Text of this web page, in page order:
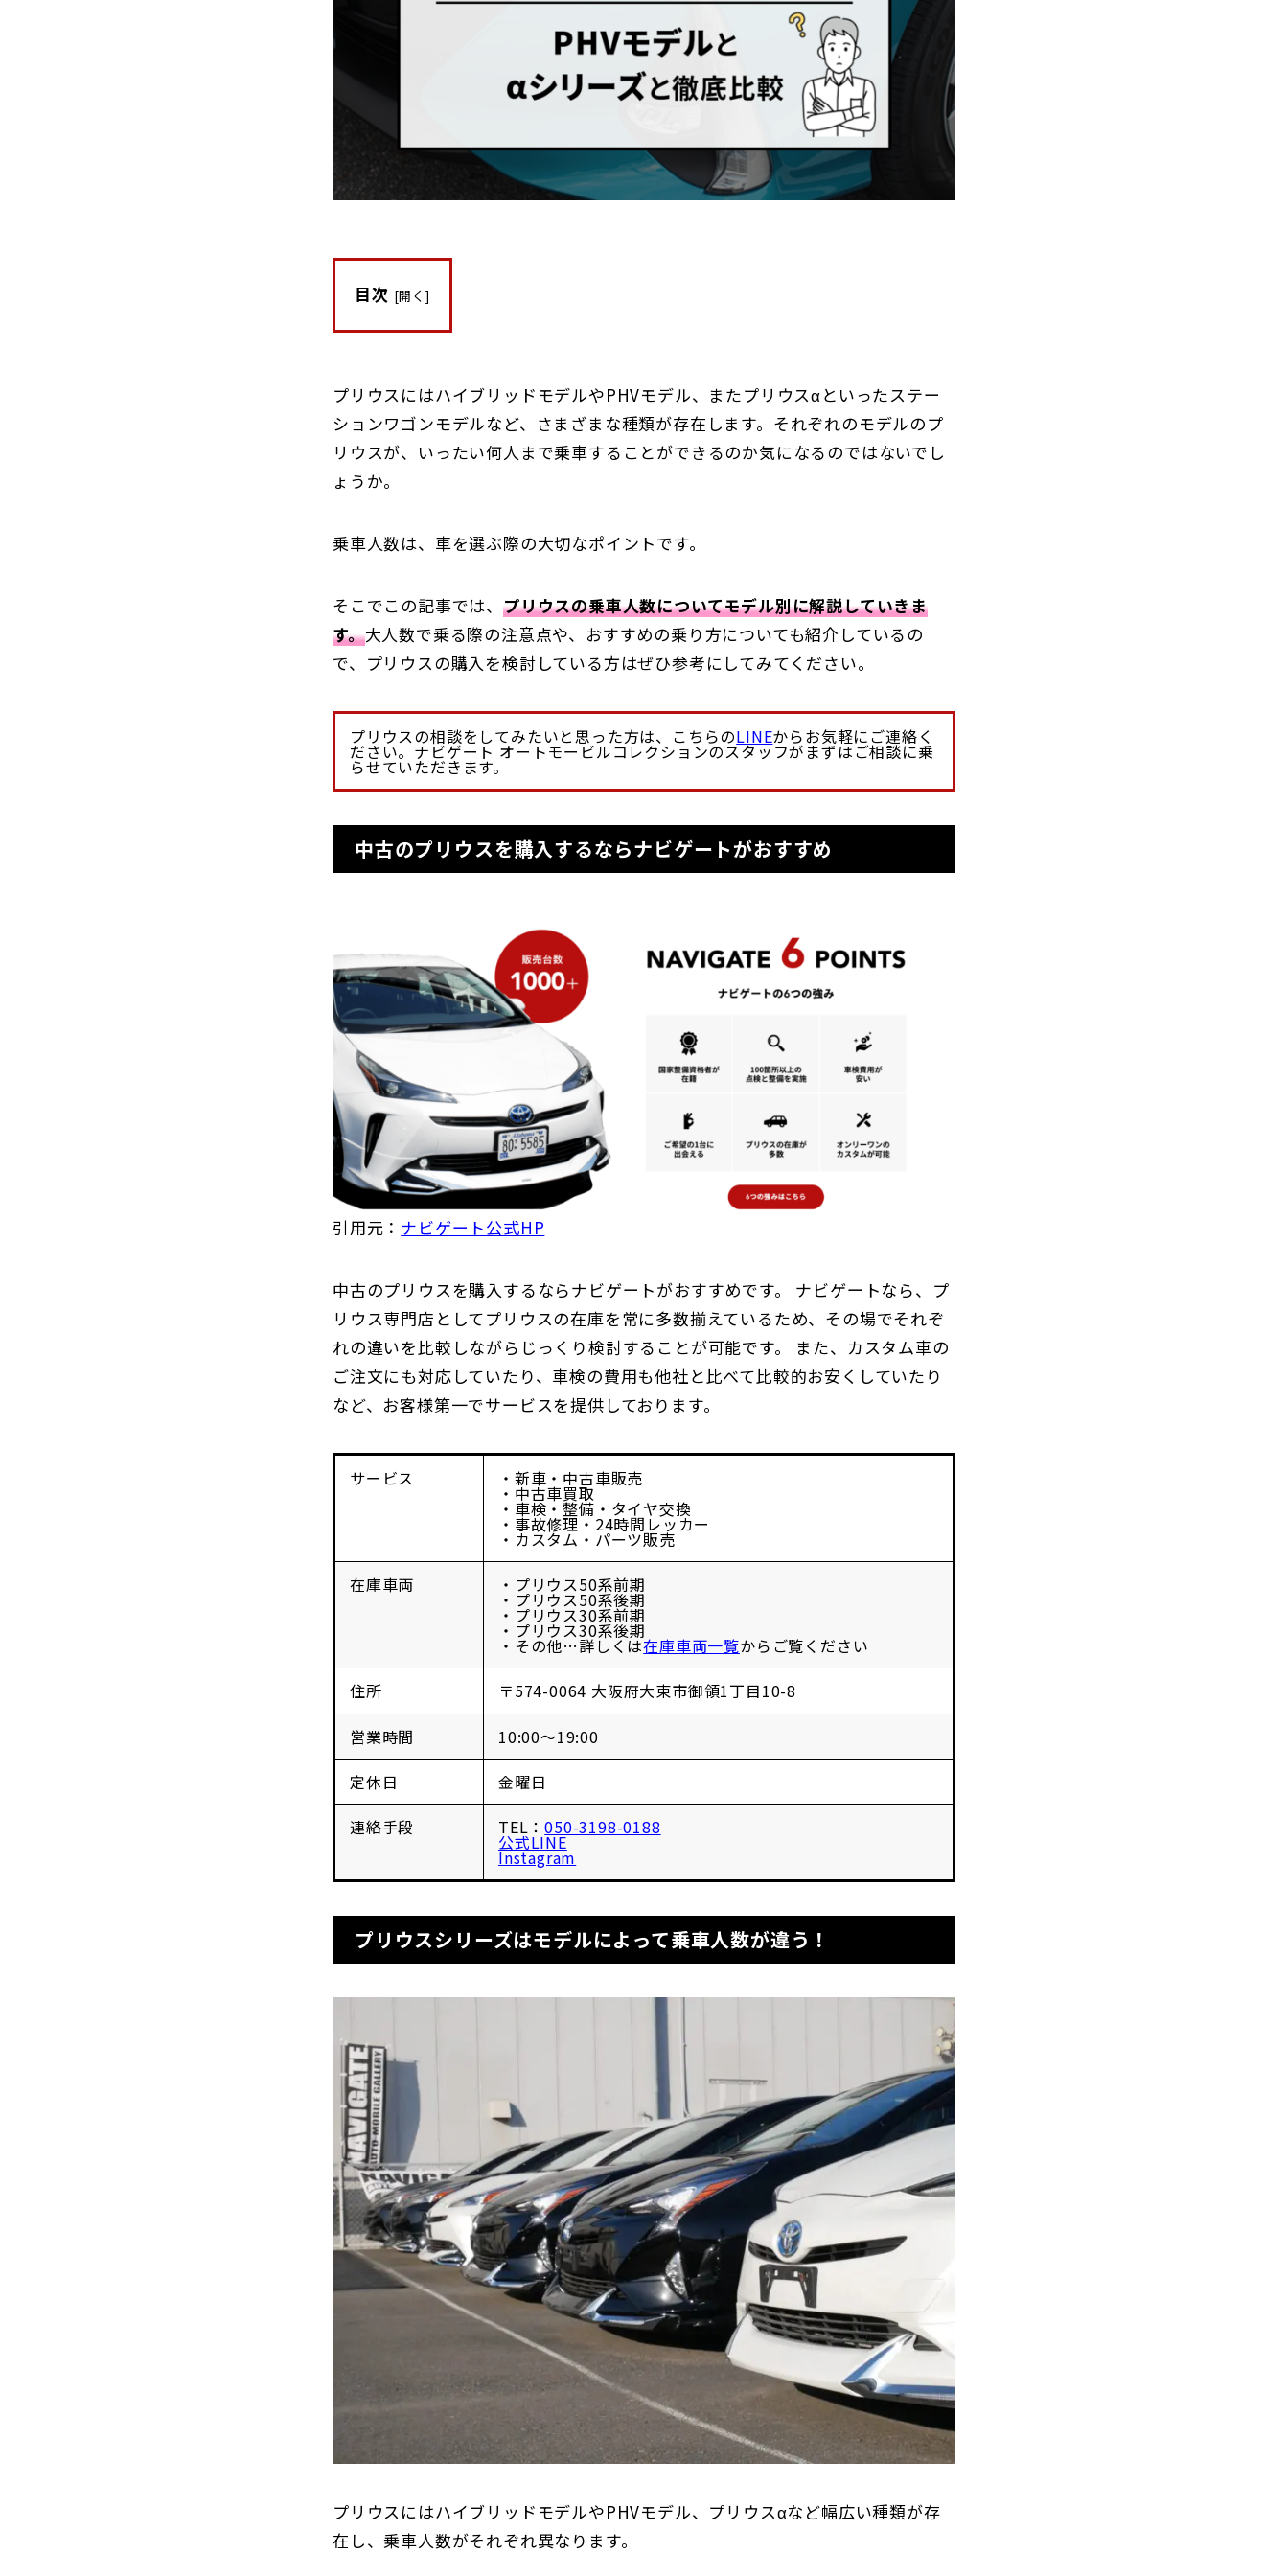
目次 [開く]
プリウスにはハイブリッドモデルやPHVモデル、またプリウスαといったステー
ションワゴンモデルなど、さまざまな種類が存在します。それぞれのモデルのプ
リウスが、いったい何人まで乗車することができるのか気になるのではないでし
ょうか。
乗車人数は、車を選ぶ際の大切なポイントです。
そこでこの記事では、 プリウスの乗車人数についてモデル別に解説していきま
す。大人数で乗る際の注意点や、おすすめの乗り方についても紹介しているの
で、プリウスの購入を検討している方はぜひ参考にしてみてください。
プリウスの相談をしてみたいと思った方は、こちらのLINEからお気軽にご連絡く
ださい。ナビゲート オートモービルコレクションのスタッフがまずはご相談に乗
らせていただきます。
中古のプリウスを購入するならナビゲートがおすすめ
引用元： ナビゲート公式HP
中古のプリウスを購入するならナビゲートがおすすめです。 ナビゲートなら、プ
リウス専門店としてプリウスの在庫を常に多数揃えているため、その場でそれぞ
れの違いを比較しながらじっくり検討することが可能です。 また、カスタム車の
ご注文にも対応していたり、車検の費用も他社と比べて比較的お安くしていたり
など、お客様第一でサービスを提供しております。
サービス ・新車・中古車販売
・中古車買取
・車検・整備・タイヤ交換
・事故修理・24時間レッカー
・カスタム・パーツ販売
在庫車両
・プリウス50系前期
・プリウス50系後期
・プリウス30系前期
・プリウス30系後期
・その他…詳しくは在庫車両一覧からご覧ください
住所
〒574-0064 大阪府大東市御領1丁目10-8
営業時間
10:00〜19:00
定休日
金曜日
連絡手段
TEL：050-3198-0188
公式LINE
Instagram
プリウスシリーズはモデルによって乗車人数が違う！
プリウスにはハイブリッドモデルやPHVモデル、プリウスαなど幅広い種類が存
在し、乗車人数がそれぞれ異なります。